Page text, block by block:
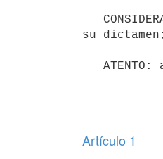
su dictamen;
Artículo 1